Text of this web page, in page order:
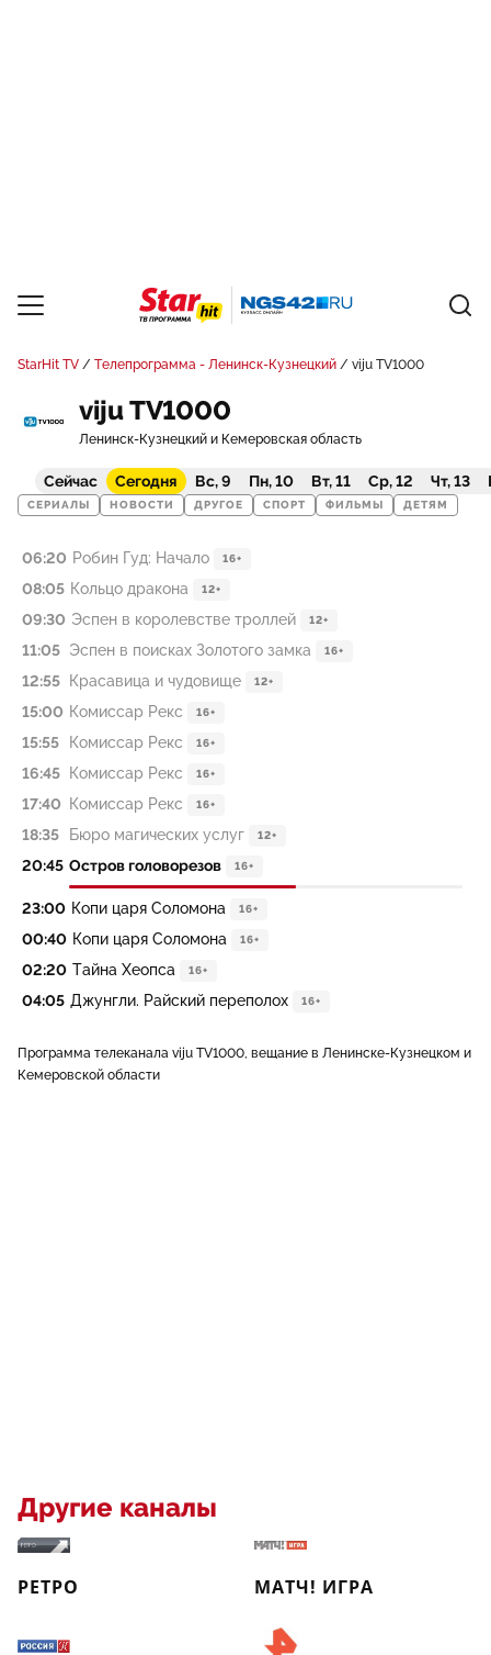
StarHit TV Телепрограмма - Ленинск-Кузнецкий viju TV1000
viju TV1000
Ленинск-Кузнецкий и Кемеровская область
Сейчас Сегодня Вс, 9 Пн, 10 Вт, 11 Ср, 12 Чт, 13
СЕРИАЛЫ НОВОСТИ ДРУГОЕ СПОРТ ФИЛЬМЫ ДЕТЯМ
06:20 Робин Гуд: Начало 16+
08:05 Кольцо дракона 12+
09:30 Эспен в королевстве троллей 12+
11:05 Эспен в поисках Золотого замка 16+
12:55 Красавица и чудовище 12+
15:00 Комиссар Рекс 16+
15:55 Комиссар Рекс 16+
16:45 Комиссар Рекс 16+
17:40 Комиссар Рекс 16+
18:35 Бюро магических услуг 12+
20:45 Остров головорезов 16+
23:00 Копи царя Соломона 16+
00:40 Копи царя Соломона 16+
02:20 Тайна Хеопса 16+
04:05 Джунгли. Райский переполох 16+
Программа телеканала viju TV1000, вещание в Ленинске-Кузнецком и
Кемеровской области
Другие каналы
РЕТРО МАТЧ! ИГРА